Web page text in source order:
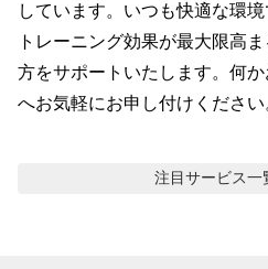
しています。いつも快適な環
トレーニング効果が最大限高
方をサポートいたします。何
へお気軽にお申し付けください
注目サービス一